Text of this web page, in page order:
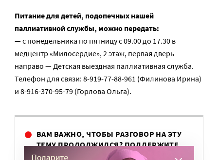
Питание для детей, подопечных нашей
паллиативной службы, можно передать:
— с понедельника по пятницу с 09.00 до 17.30 в
медцентр «Милосердие», 2 этаж, первая дверь
направо — Детская выездная паллиативная служба.
Телефон для связи: 8-919-77-88-961 (Филинова Ирина)
и 8-916-370-95-79 (Горлова Ольга).
ВАМ ВАЖНО, ЧТОБЫ РАЗГОВОР НА ЭТУ
ТЕМУ ПРОДОЛЖИЛСЯ? ПОДДЕРЖИТЕ
ПОРТАЛ!